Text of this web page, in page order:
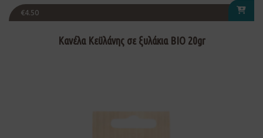
€4.50
Κανέλα Κεϋλάνης σε ξυλάκια ΒΙΟ 20gr